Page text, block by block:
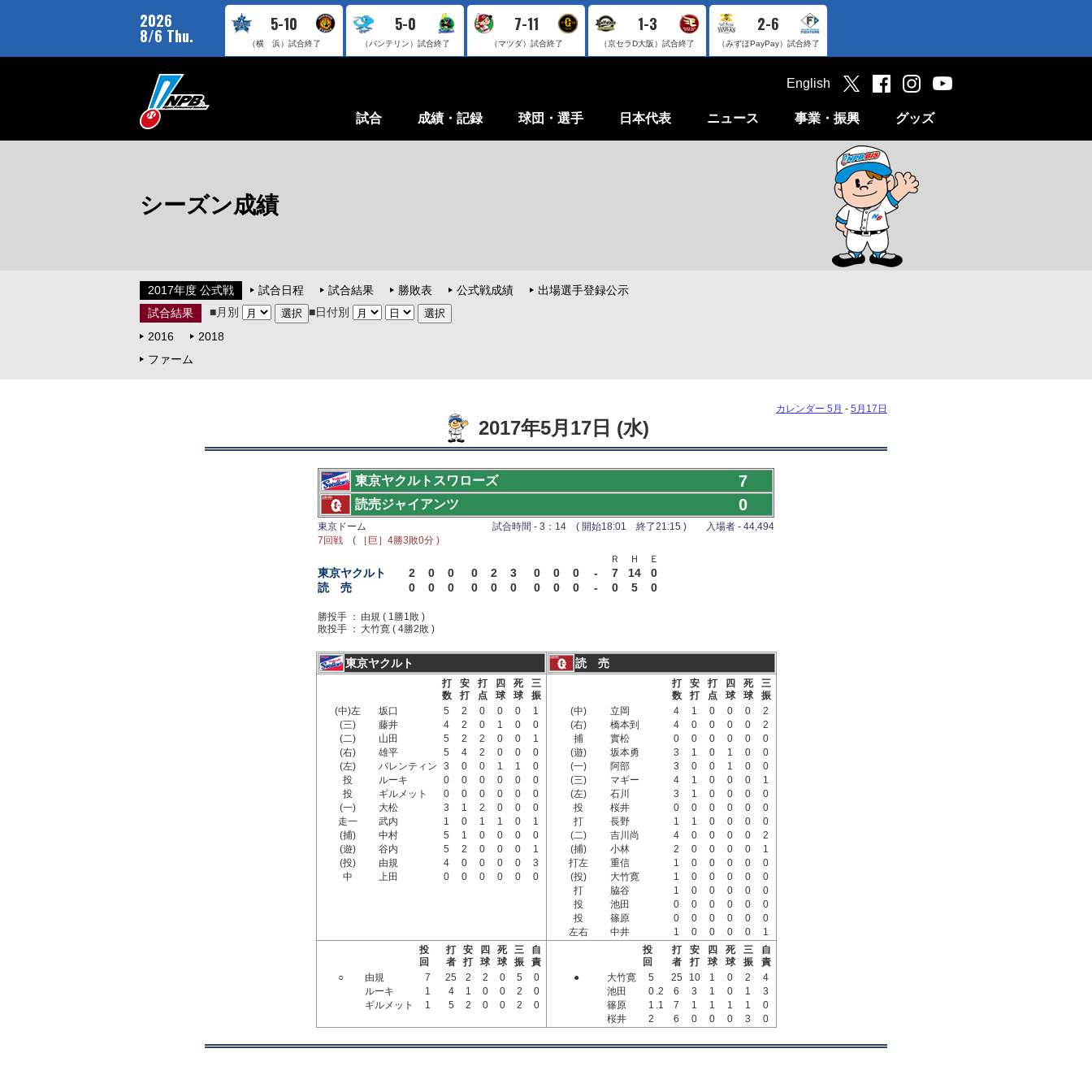
2026
8/6 Thu.
5-10
（横 浜） 試合終了
5-0
（バンテリン） 試合終了
7-11
（マツダ） 試合終了
1-3
（京セラD大阪） 試合終了
2-6
（みずほPayPay） 試合終了
試合 成績・記録 球団・選手 日本代表 ニュース 事業・振興 グッズ
English
シーズン成績
2017年度 公式戦 試合日程 試合結果 勝敗表 公式戦成績
出場選手登録公示
試合結果
■月別
■日付別
2016
2018
ファーム
カレンダー 5月 - 5月17日
2017年5月17日 (水)
東京ヤクルトスワローズ 7
読売ジャイアンツ 0
東京ドーム
試合時間 - 3：14 ( 開始18:01 終了21:15 ) 入場者 - 44,494
7回戦 ( ［巨］4勝3敗0分 )
Ｒ
Ｈ Ｅ
東京ヤクルト 2 0 0 0 2 3 0 0 0 - 7 14
0
読 売
0 0 0 0 0 0 0 0 0 - 0 5 0
勝投手 ： 由規 ( 1勝1敗 )
敗投手 ： 大竹寛 ( 4勝2敗 )
東京ヤクルト 読 売
打
数
安
打
打
点
四
球
死
球
三
振
(中)左
坂口 5 2 0 0 0
1
(三)
藤井 4 2 0 1 0
0
(二)
山田 5 2 2 0 0
1
(右)
雄平 5 4 2 0 0
0
(左)
バレンティン 3 0 0 1 1
0
投
ルーキ 0 0 0 0 0
0
投
ギルメット 0 0 0 0 0
0
(一)
大松 3 1 2 0 0
0
走一
武内 1 0 1 1 0
1
(捕)
中村 5 1 0 0 0
0
(遊)
谷内 5 2 0 0 0
1
(投)
由規 4 0 0 0 0
3
中
上田 0 0 0 0 0 0
打
数
安
打
打
点
四
球
死
球
三
振
(中)
立岡 4 1 0 0 0
2
(右)
橋本到 4 0 0 0 0
2
捕
實松 0 0 0 0 0
0
(遊)
坂本勇 3 1 0 1 0
0
(一)
阿部 3 0 0 1 0
0
(三)
マギー 4 1 0 0 0
1
(左)
石川 3 1 0 0 0
0
投
桜井 0 0 0 0 0
0
打
長野 1 1 0 0 0
0
(二)
吉川尚 4 0 0 0 0
2
(捕)
小林 2 0 0 0 0
1
打左
重信 1 0 0 0 0
0
(投)
大竹寛 1 0 0 0 0
0
打
脇谷 1 0 0 0 0
0
投
池田 0 0 0 0 0
0
投
篠原 0 0 0 0 0
0
左右
中井 1 0 0 0 0
1
投
回
打
者
安
打
四
球
死
球
三
振
自
責
○
由規 7 25 2 2 0 5
0
ルーキ
1 4 1 0 0 2
0
ギルメット
1 5 2 0 0 2 0
投
回
打
者
安
打
四
球
死
球
三
振
自
責
●
大竹寛 5 25 10 1 0 2
4
池田
0 .2 6 3 1 0 1
3
篠原
1 .1 7 1 1 1 1
0
桜井
2 6 0 0 0 3 0